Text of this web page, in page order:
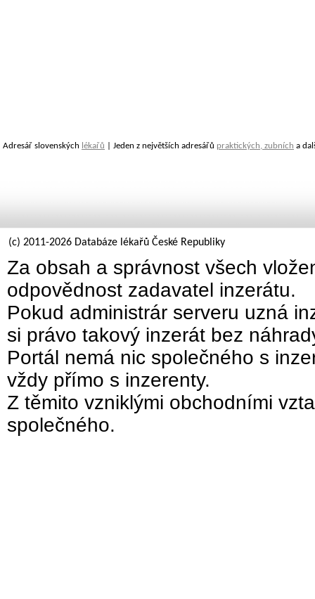
Adresář slovenských lékařů | Jeden z největších adresářů praktických, zubních a
(c) 2011-2026 Databáze lékařů České Republiky
Za obsah a správnost všech
odpovědnost zadavatel inzerátu.
Pokud administrár serveru uzná
si právo takový inzerát bez
Portál nemá nic společného s
vždy přímo s inzerenty.
Z těmito vzniklými obchodními
společného.